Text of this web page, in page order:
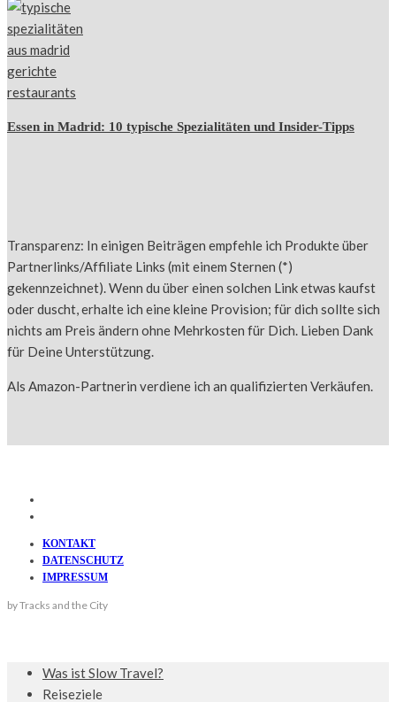
Essen in Madrid: 10 typische Spezialitäten und Insider-Tipps
Transparenz: In einigen Beiträgen empfehle ich Produkte über
Partnerlinks/Affiliate Links (mit einem Sternen (*)
gekennzeichnet). Wenn du über einen solchen Link etwas kaufst
oder duscht, erhalte ich eine kleine Provision; für dich sollte sich
nichts am Preis ändern ohne Mehrkosten für Dich. Lieben Dank
für Deine Unterstützung.
Als Amazon-Partnerin verdiene ich an qualifizierten Verkäufen.
KONTAKT
DATENSCHUTZ
IMPRESSUM
by Tracks and the City
Was ist Slow Travel?
Reiseziele